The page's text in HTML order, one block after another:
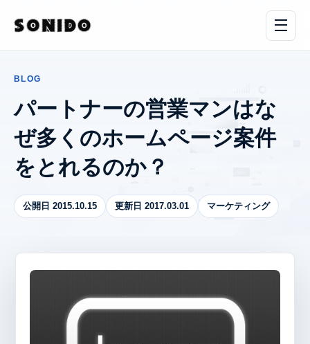
BLOG
パートナーの営業マンはな
ぜ多くのホームページ案件
をとれるのか？
公開日 2015.10.15 更新日 2017.03.01 マーケティング